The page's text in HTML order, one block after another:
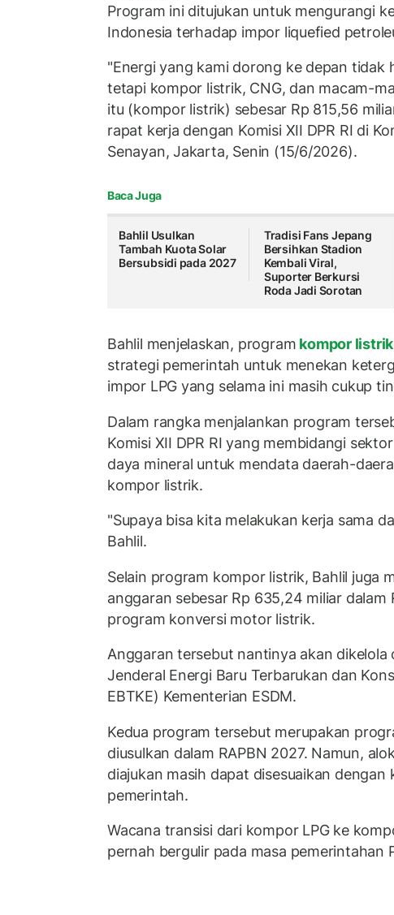
Program ini ditujukan untuk mengurangi
Indonesia terhadap impor liquefied
"Energi yang kami dorong ke depan tidak
tetapi kompor listrik, CNG, dan macam-
itu (kompor listrik) sebesar Rp 815,56
rapat kerja dengan Komisi XII DPR RI di
Senayan, Jakarta, Senin (15/6/2026).
Baca Juga
Bahlil Usulkan
Tambah Kuota Solar
Bersubsidi pada 2027
Tradisi Fans Jepang
Bersihkan Stadion
Kembali Viral,
Suporter Berkursi
Roda Jadi Sorotan
Bahlil menjelaskan, program kompor listrik
strategi pemerintah untuk menekan
impor LPG yang selama ini masih cukup
Dalam rangka menjalankan program
Komisi XII DPR RI yang membidangi
daya mineral untuk mendata daerah-
kompor listrik.
"Supaya bisa kita melakukan kerja sama
Bahlil.
Selain program kompor listrik, Bahlil juga
anggaran sebesar Rp 635,24 miliar dalam
program konversi motor listrik.
Anggaran tersebut nantinya akan dikelola
Jenderal Energi Baru Terbarukan dan
EBTKE) Kementerian ESDM.
Kedua program tersebut merupakan
diusulkan dalam RAPBN 2027. Namun,
diajukan masih dapat disesuaikan dengan
pemerintah.
Wacana transisi dari kompor LPG ke
pernah bergulir pada masa pemerintahan